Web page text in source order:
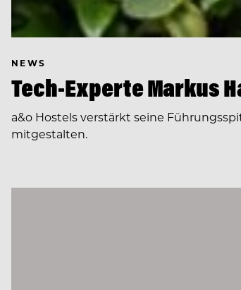
NEWS
Tech-Experte Markus
a&o Hostels verstärkt seine
mitgestalten.